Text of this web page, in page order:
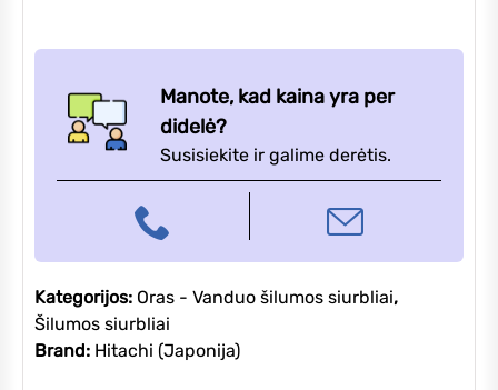
siurblys
14kW
RWH-
Manote, kad kaina yra per
didelė?
Susisiekite ir galime derėtis.
Kategorijos: Oras - Vanduo šilumos siurbliai,
Šilumos siurbliai
Brand: Hitachi (Japonija)